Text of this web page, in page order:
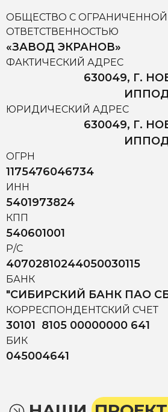
ОБЩЕСТВО С ОГРАНИЧЕННОЙ
ОТВЕТСТВЕННОСТЬЮ
«ЗАВОД ЭКРАНОВ»
ФАКТИЧЕСКИЙ АДРЕС
630049, Г.
ЮРИДИЧЕСКИЙ АДРЕС
630049, Г.
ОГРН
1175476046734
ИНН
5401973824
КПП
540601001
Р/С
40702810244050030115
БАНК
"СИБИРСКИЙ БАНК ПАО
КОРРЕСПОНДЕНТСКИЙ СЧЕТ
30101 8105 00000000 641
БИК
045004641